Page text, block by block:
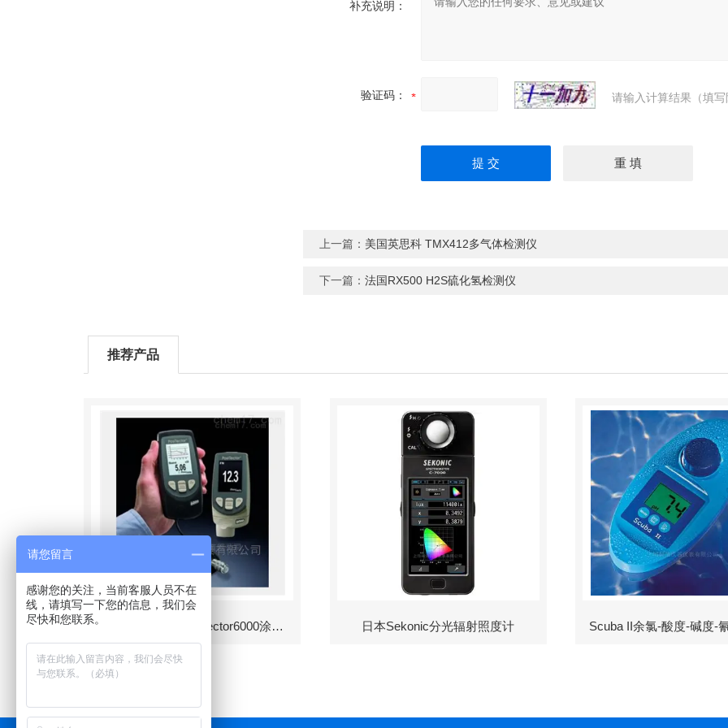
补充说明：
验证码： 请输入计算结果（填
上一篇： 美国英思科 TMX412多气体检测仪
下一篇：法国RX500 H2S硫化氢检测仪
推荐产品
美国DeFelsko PosiTector6000涂层测厚仪 日本Sekonic分光辐射照度计
请您留言
感谢您的关注，当前客服人员不在
线，请填写一下您的信息，我们会
尽快和您联系。